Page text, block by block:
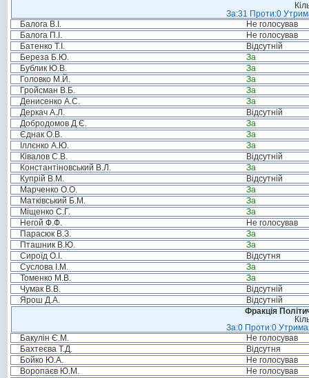
За:31 Проти:0
Балога В.І.
Не голосував
Балога П.І.
Не голосував
Батенко Т.І.
Відсутній
Береза Б.Ю.
За
Бублик Ю.В.
За
Головко М.Й.
За
Гройсман В.Б.
За
Денисенко А.С.
За
Деркач А.Л.
Відсутній
Добродомов Д.Є.
За
Єднак О.В.
За
Іллєнко А.Ю.
За
Ківалов С.В.
Відсутній
Константіновський В.Л.
За
Купрій В.М.
Відсутній
Марченко О.О.
За
Матківський Б.М.
За
Міщенко С.Г.
За
Негой Ф.Ф.
Не голосував
Парасюк В.З.
За
Пташник В.Ю.
За
Сироїд О.І.
Відсутня
Суслова І.М.
За
Томенко М.В.
За
Чумак В.В.
Відсутній
Ярош Д.А.
Відсутній
Фракція
За:0 Проти:0
Бакулін Є.М.
Не голосував
Бахтеєва Т.Д.
Відсутня
Бойко Ю.А.
Не голосував
Воропаєв Ю.М.
Не голосував